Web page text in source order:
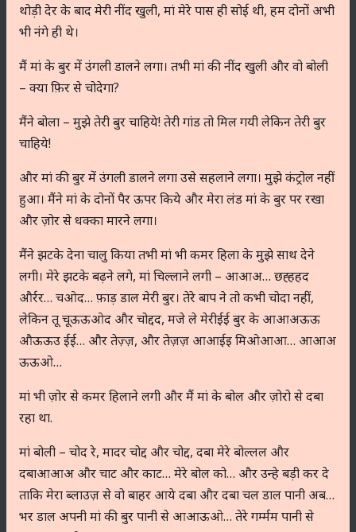
थोड़ी देर के बाद मेरी नींद खुली, मां मेरे पास ही सोई थी, हम दोनों अभी
भी नंगे ही थे।
मैं मां के बुर में उंगली डालने लगा। तभी मां की नींद खुली और वो बोली
– क्या फ़िर से चोदेगा?
मैंने बोला – मुझे तेरी बुर चाहिये! तेरी गांड तो मिल गयी लेकिन तेरी बुर
चाहिये!
और मां की बुर में उंगली डालने लगा उसे सहलाने लगा। मुझे कंट्रोल नहीं
हुआ। मैंने मां के दोनों पैर ऊपर किये और मेरा लंड मां के बुर पर रखा
और ज़ोर से धक्का मारने लगा।
मैंने झटके देना चालु किया तभी मां भी कमर हिला के मुझे साथ देने
लगी। मेरे झटके बढ़ने लगे, मां चिल्लाने लगी – आआअ… छह्हहद
और्रर… चओद… फ़ाड़ डाल मेरी बुर। तेरे बाप ने तो कभी चोदा नहीं,
लेकिन तू चूऊऊओद और चोद्दद, मजे ले मेरीईई बुर के आआअऊऊ
औऊऊउ ईई… और तेज़्ज़, और तेज़ज़ आआईइ मिओआआ… आआअ
ऊऊओ…
मां भी ज़ोर से कमर हिलाने लगी और मैं मां के बोल और ज़ोरो से दबा
रहा था.
मां बोली – चोद रे, मादर चोद्द और चोद्द, दबा मेरे बोल्लल और
दबाआआअ और चाट और काट… मेरे बोल को… और उन्हे बड़ी कर दे
ताकि मेरा ब्लाउज़ से वो बाहर आये दबा और दबा चल डाल पानी अब…
भर डाल अपनी मां की बुर पानी से आआऊओ… तेरे गर्म्मम पानी से